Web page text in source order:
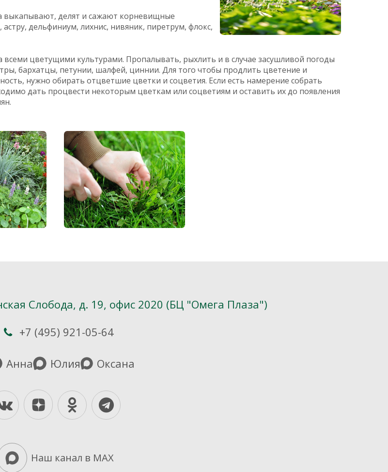
выкапывают, делят и сажают корневищные
дельфиниум, лихнис, нивяник, пиретрум, флокс,
всеми цветущими культурами. Пропалывать, рыхлить и в случае засушливой погоды
бархатцы, петунии, шалфей, циннии. Для того чтобы продлить цветение и
нужно обирать отцветшие цветки и соцветия. Если есть намерение собрать
дать процвести некоторым цветкам или соцветиям и оставить их до появления
Слобода, д. 19, офис 2020 (БЦ "Омега Плаза")
+7 (495) 921-05-64
Анна Юлия Оксана
VkontakteYandex-DzenOdnoklassniki
Telegram
Наш канал в MAX